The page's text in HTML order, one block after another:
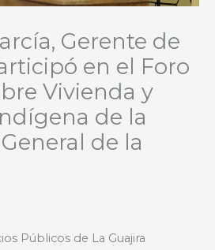
Gerente de
en el Foro
Vivienda y
de la
de la
Públicos de La Guajira